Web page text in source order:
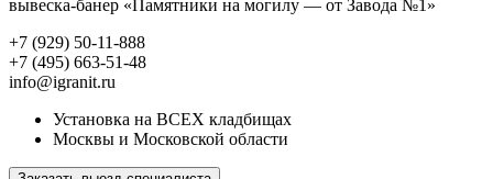
вывеска-банер «Памятники на могилу — от Завода №1»
+7 (929) 50-11-888
+7 (495) 663-51-48
info@igranit.ru
Установка на ВСЕХ кладбищах
Москвы и Московской области